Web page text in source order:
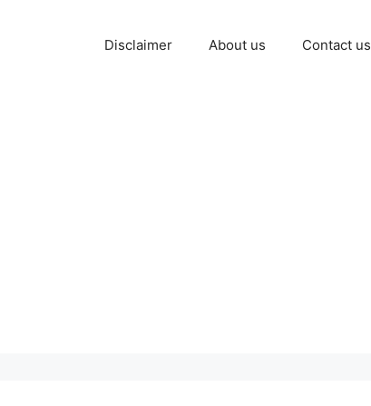
Disclaimer About us Contact us